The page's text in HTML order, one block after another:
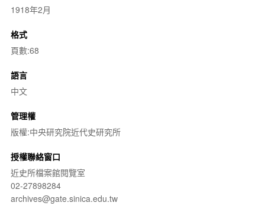
1918年2月
格式
頁數:68
語言
中文
管理權
版權:中央研究院近代史研究所
授權聯絡窗口
近史所檔案館閱覽室
02-27898284
archives@gate.sinica.edu.tw